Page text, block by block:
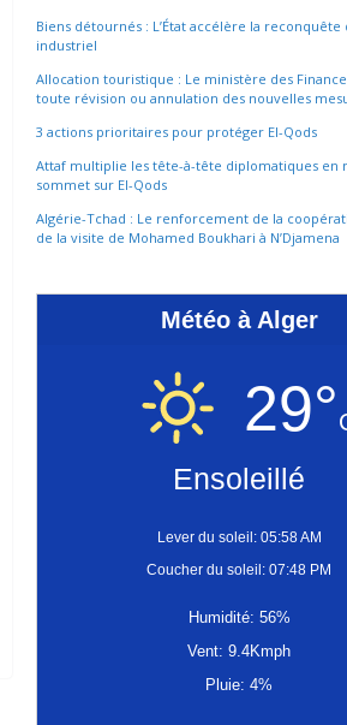
Biens détournés : L’État accélère la reconquête
industriel
Allocation touristique : Le ministère des
toute révision ou annulation des nouvelles
3 actions prioritaires pour protéger El-Qods
Attaf multiplie les tête-à-tête diplomatiques en
sommet sur El-Qods
Algérie-Tchad : Le renforcement de la
de la visite de Mohamed Boukhari à N’Djamena
Météo à Alger
29°
Ensoleillé
Lever du soleil: 05:58 AM
Coucher du soleil: 07:48 PM
Humidité: 56%
Vent: 9.4Kmph
Pluie: 4%